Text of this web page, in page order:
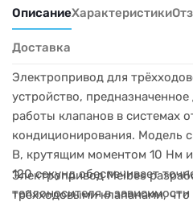
ОписаниеХарактеристики
Доставка
Электропривод для
устройство,
работы клапанов в системах
кондиционирования. Модель
В, крутящим моментом 10 Нм
120 секунд обеспечивает
теплоносителя в
Электропривод Meibes
трёхходовыми клапанами, что